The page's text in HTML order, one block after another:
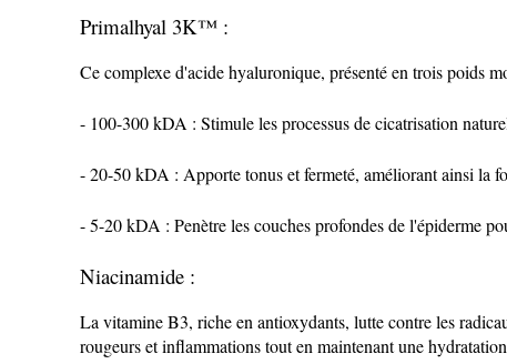
Primalhyal 3K™ :
Ce complexe d'acide hyaluronique, présenté en trois poids
- 100-300 kDA : Stimule les processus de cicatrisation
- 20-50 kDA : Apporte tonus et fermeté, améliorant ainsi la
- 5-20 kDA : Penètre les couches profondes de l'épiderme
Niacinamide :
La vitamine B3, riche en antioxydants, lutte contre les
rougeurs et inflammations tout en maintenant une